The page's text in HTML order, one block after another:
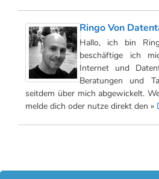
Ringo Von
Hallo, ich bin
beschäftige ich
Internet und
Beratungen und
seitdem über mich abgewickelt.
melde dich oder nutze direkt den »